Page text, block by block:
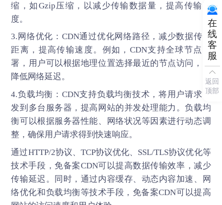
缩，如Gzip压缩，以减少传输数据量，提高传输速
度。
3.网络优化：CDN通过优化网络路径，减少数据传输
距离，提高传输速度。例如，CDN支持全球节点部
署，用户可以根据地理位置选择最近的节点访问，以
降低网络延迟。
4.负载均衡：CDN支持负载均衡技术，将用户请求分
发到多台服务器，提高网站的并发处理能力。负载均
衡可以根据服务器性能、网络状况等因素进行动态调
整，确保用户请求得到快速响应。
通过HTTP/2协议、TCP协议优化、SSL/TLS协议优化等
技术手段，免备案CDN可以提高数据传输效率，减少
传输延迟。同时，通过内容缓存、动态内容加速、网
络优化和负载均衡等技术手段， 免备案CDN可以提高
在
线
客
服
返回
顶部